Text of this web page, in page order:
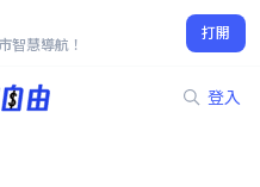
智慧導航！
打開
登入